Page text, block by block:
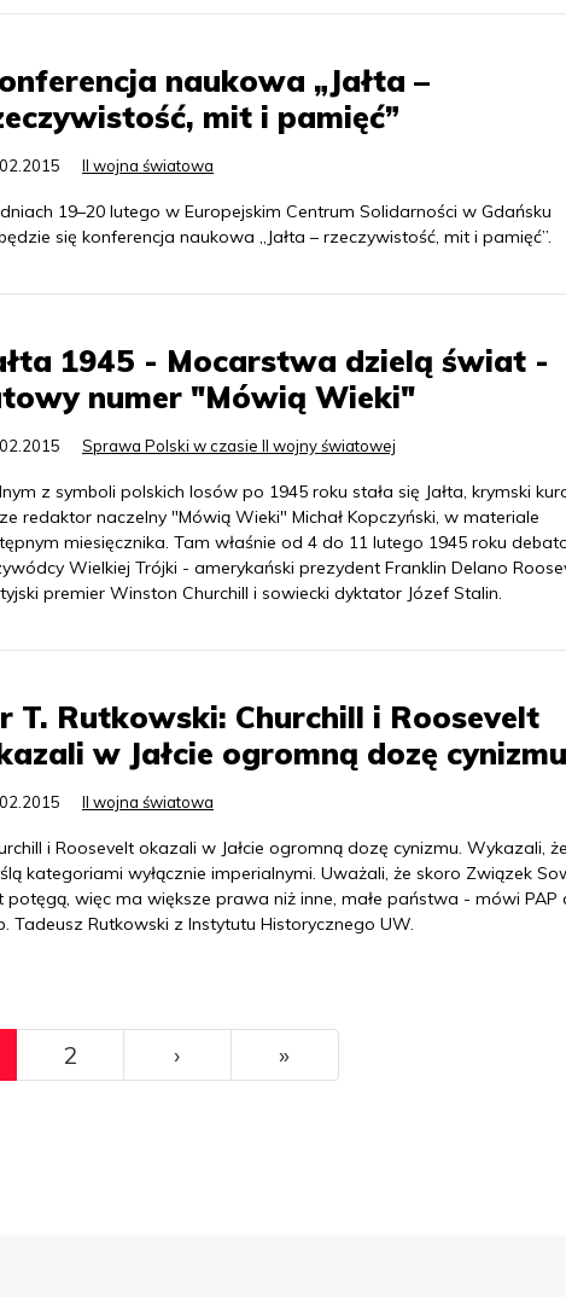
naukowa „Jałta –
mit i pamięć”
II wojna światowa
19–20 lutego w Europejskim Centrum Solidarności w Gdańsku
się konferencja naukowa „Jałta – rzeczywistość, mit i pamięć”.
1945 - Mocarstwa dzielą świat -
numer "Mówią Wieki"
Sprawa Polski w czasie II wojny światowej
z symboli polskich losów po 1945 roku stała się Jałta, krymski
redaktor naczelny "Mówią Wieki" Michał Kopczyński, w materiale
miesięcznika. Tam właśnie od 4 do 11 lutego 1945 roku
Wielkiej Trójki - amerykański prezydent Franklin Delano
premier Winston Churchill i sowiecki dyktator Józef Stalin.
T. Rutkowski: Churchill i Roosevelt
w Jałcie ogromną dozę cynizmu
II wojna światowa
i Roosevelt okazali w Jałcie ogromną dozę cynizmu. Wykazali, że
kategoriami wyłącznie imperialnymi. Uważali, że skoro Związek
potęgą, więc ma większe prawa niż inne, małe państwa - mówi PAP
Tadeusz Rutkowski z Instytutu Historycznego UW.
2 ››› »Ostatni